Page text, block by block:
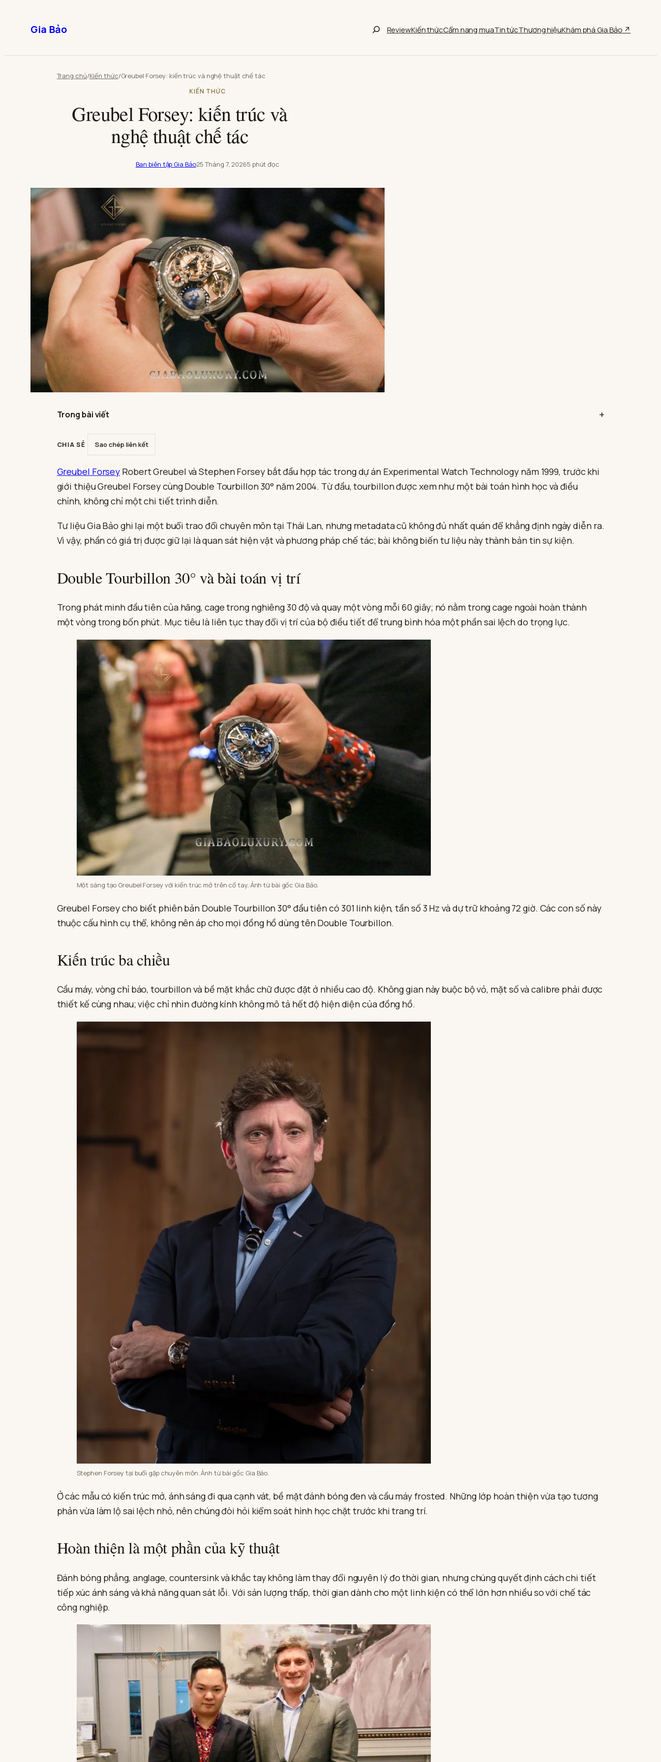
nội
Gia Bảo
Tìm
bài
ReviewKiến thứcCẩm nang muaTin tứcThương hiệuKhám phá Gia Bảo ↗
Trang chủ/Kiến thức/Greubel Forsey: kiến trúc và nghệ thuật chế tác
KIẾN THỨC
Greubel Forsey: kiến trúc và
nghệ thuật chế tác
Ban biên tập Gia Bảo25 Tháng 7, 20265 phút đọc
Trong bài viết
CHIA SẺ Sao chép liên kết
Greubel Forsey Robert Greubel và Stephen Forsey bắt đầu hợp tác trong dự án Experimental Watch Technology năm 1999, trước khi
giới thiệu Greubel Forsey cùng Double Tourbillon 30° năm 2004. Từ đầu, tourbillon được xem như một bài toán hình học và điều
chỉnh, không chỉ một chi tiết trình diễn.
Tư liệu Gia Bảo ghi lại một buổi trao đổi chuyên môn tại Thái Lan, nhưng metadata cũ không đủ nhất quán để khẳng định ngày diễn ra.
Vì vậy, phần có giá trị được giữ lại là quan sát hiện vật và phương pháp chế tác; bài không biến tư liệu này thành bản tin sự kiện.
Double Tourbillon 30° và bài toán vị trí
Trong phát minh đầu tiên của hãng, cage trong nghiêng 30 độ và quay một vòng mỗi 60 giây; nó nằm trong cage ngoài hoàn thành
một vòng trong bốn phút. Mục tiêu là liên tục thay đổi vị trí của bộ điều tiết để trung bình hóa một phần sai lệch do trọng lực.
Một sáng tạo Greubel Forsey với kiến trúc mở trên cổ tay. Ảnh từ bài gốc Gia Bảo.
Greubel Forsey cho biết phiên bản Double Tourbillon 30° đầu tiên có 301 linh kiện, tần số 3 Hz và dự trữ khoảng 72 giờ. Các con số này
thuộc cấu hình cụ thể, không nên áp cho mọi đồng hồ dùng tên Double Tourbillon.
Kiến trúc ba chiều
Cầu máy, vòng chỉ báo, tourbillon và bề mặt khắc chữ được đặt ở nhiều cao độ. Không gian này buộc bộ vỏ, mặt số và calibre phải được
thiết kế cùng nhau; việc chỉ nhìn đường kính không mô tả hết độ hiện diện của đồng hồ.
Stephen Forsey tại buổi gặp chuyên môn. Ảnh từ bài gốc Gia Bảo.
Ở các mẫu có kiến trúc mở, ánh sáng đi qua cạnh vát, bề mặt đánh bóng đen và cầu máy frosted. Những lớp hoàn thiện vừa tạo tương
phản vừa làm lộ sai lệch nhỏ, nên chúng đòi hỏi kiểm soát hình học chặt trước khi trang trí.
Hoàn thiện là một phần của kỹ thuật
Đánh bóng phẳng, anglage, countersink và khắc tay không làm thay đổi nguyên lý đo thời gian, nhưng chúng quyết định cách chi tiết
tiếp xúc ánh sáng và khả năng quan sát lỗi. Với sản lượng thấp, thời gian dành cho một linh kiện có thể lớn hơn nhiều so với chế tác
công nghiệp.